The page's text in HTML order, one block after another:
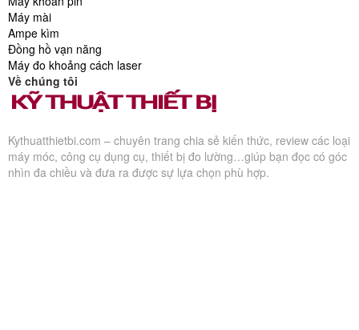
Máy mài
Ampe kìm
Đồng hồ vạn năng
Máy đo khoảng cách laser
Về chúng tôi
Kythuatthietbi.com – chuyên trang chia sẻ kiến thức, review các loại
máy móc, công cụ dụng cụ, thiết bị đo lường…giúp bạn đọc có góc
nhìn đa chiều và đưa ra được sự lựa chọn phù hợp.